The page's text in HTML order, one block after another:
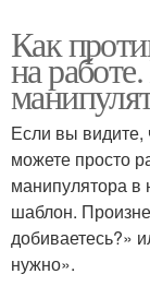
Как
на
Если вы видите,
можете просто
манипулятора в
шаблон.
добиваетесь?»
нужно».